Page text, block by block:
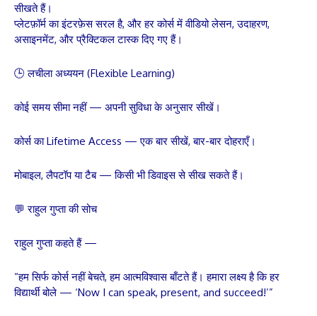
सीखते हैं।
प्लेटफ़ॉर्म का इंटरफ़ेस सरल है, और हर कोर्स में वीडियो लेसन, उदाहरण,
असाइनमेंट, और प्रैक्टिकल टास्क दिए गए हैं।
🕒 लचीला अध्ययन (Flexible Learning)
कोई समय सीमा नहीं — अपनी सुविधा के अनुसार सीखें।
कोर्स का Lifetime Access — एक बार सीखें, बार-बार दोहराएँ।
मोबाइल, लैपटॉप या टैब — किसी भी डिवाइस से सीख सकते हैं।
💬 राहुल गुप्ता की सोच
राहुल गुप्ता कहते हैं —
“हम सिर्फ कोर्स नहीं बेचते, हम आत्मविश्वास बाँटते हैं। हमारा लक्ष्य है कि हर
विद्यार्थी बोले — ‘Now I can speak, present, and succeed!’”